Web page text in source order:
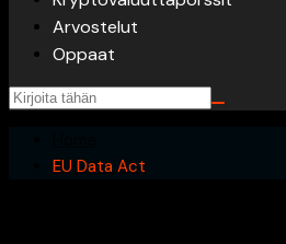
Arvostelut
Oppaat
EU Data Act